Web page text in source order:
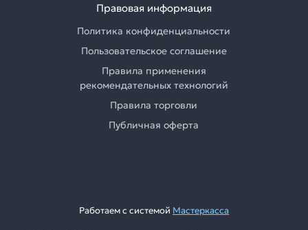
Правовая информация
Политика конфиденциальности
Пользовательское соглашение
Правила применения
рекомендательных технологий
Правила торговли
Публичная оферта
Работаем с системой Мастеркасса